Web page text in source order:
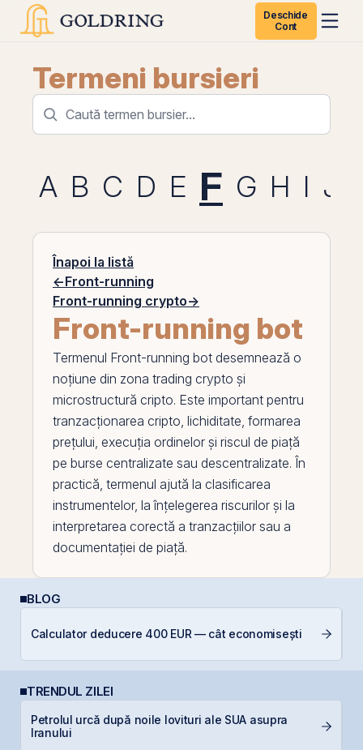
Deschide
Cont
Termeni bursieri
A B C D E F G H I J
Înapoi la listă
←Front-running
Front-running crypto→
Front-running bot
Termenul Front-running bot desemnează o
noțiune din zona trading crypto și
microstructură cripto. Este important pentru
tranzacționarea cripto, lichiditate, formarea
prețului, execuția ordinelor și riscul de piață
pe burse centralizate sau descentralizate. În
practică, termenul ajută la clasificarea
instrumentelor, la înțelegerea riscurilor și la
interpretarea corectă a tranzacțiilor sau a
documentației de piață.
BLOG
Calculator deducere 400 EUR — cât economisești
TRENDUL ZILEI
Petrolul urcă după noile lovituri ale SUA asupra
Iranului